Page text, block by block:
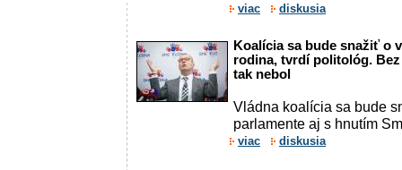
viac diskusia
Koalícia sa bude snažiť o
rodina, tvrdí politológ.
tak nebol
Vládna koalícia sa bude
parlamente aj s hnutím
viac diskusia